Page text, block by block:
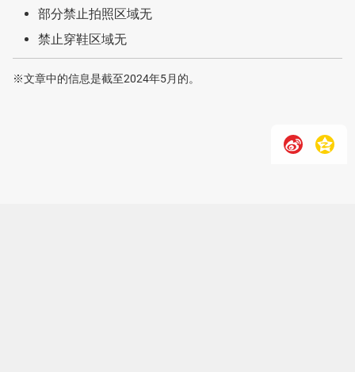
部分禁止拍照区域无
禁止穿鞋区域无
※文章中的信息是截至2024年5月的。